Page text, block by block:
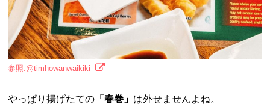
参照:@timhowanwaikiki
やっぱり揚げたての 「春巻」 は外せませんよね。